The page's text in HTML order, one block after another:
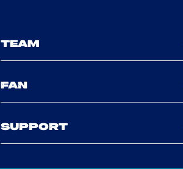
TEAM
FAN
SUPPORT